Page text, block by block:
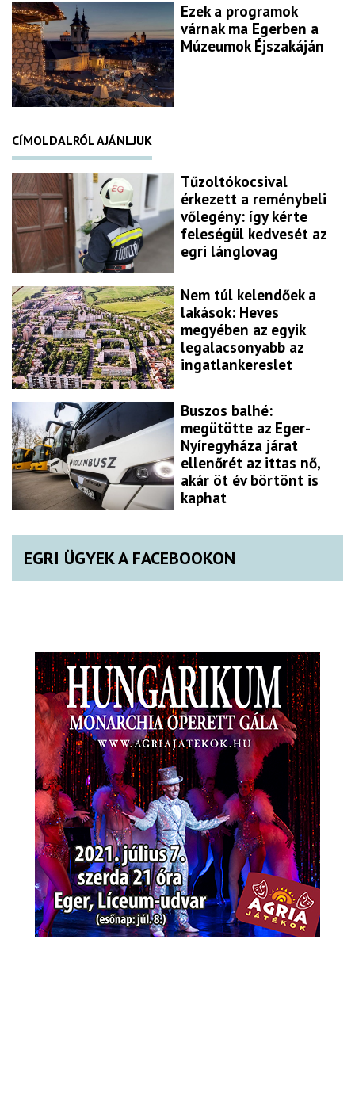
Ezek a programok
várnak ma Egerben a
Múzeumok Éjszakáján
CÍMOLDALRÓL AJÁNLJUK
Tűzoltókocsival
érkezett a reménybeli
vőlegény: így kérte
feleségül kedvesét az
egri lánglovag
Nem túl kelendőek a
lakások: Heves
megyében az egyik
legalacsonyabb az
ingatlankereslet
Buszos balhé:
megütötte az Eger-
Nyíregyháza járat
ellenőrét az ittas nő,
akár öt év börtönt is
kaphat
EGRI ÜGYEK A FACEBOOKON